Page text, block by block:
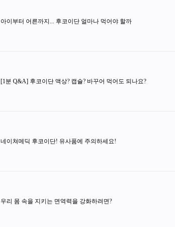
아이부터 어른까지... 후코이단 얼마나 먹어야 할까
[1분 Q&A] 후코이단 액상? 캡슐? 바꾸어 먹어도 되나요?
네이쳐메딕 후코이단! 유사품에 주의하세요!
우리 몸 속을 지키는 면역력을 강화하려면?